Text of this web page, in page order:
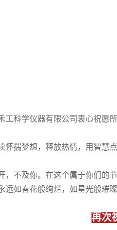
工科学仪器有限公司衷心祝愿
怀揣梦想，释放热情，用智慧
，不及你。在这个属于你们的
如春花般绚烂，如星光般璀璨
再次